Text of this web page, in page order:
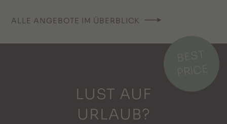
ALLE ANGEBOTE IM ÜBERBLICK
LUST AUF
URLAUB?